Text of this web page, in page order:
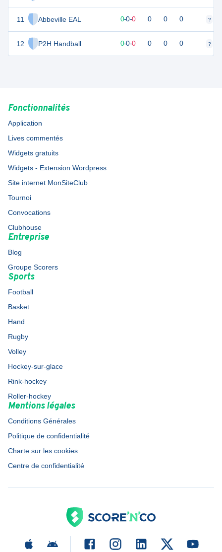
11 Abbeville EAL
12 P2H Handball
0-0-0 0 0 0 ?
0-0-0 0 0 0 ?
Fonctionnalités
Application
Lives commentés
Widgets gratuits
Widgets - Extension Wordpress
Site internet MonSiteClub
Tournoi
Convocations
Clubhouse
Entreprise
Blog
Groupe Scorers
Sports
Football
Basket
Hand
Rugby
Volley
Hockey-sur-glace
Rink-hockey
Roller-hockey
Mentions légales
Conditions Générales
Politique de confidentialité
Charte sur les cookies
Centre de confidentialité